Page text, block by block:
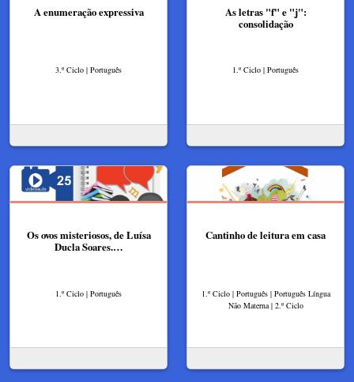
A enumeração expressiva
3.º Ciclo | Português
As letras "f" e "j":
consolidação
1.º Ciclo | Português
Os ovos misteriosos, de Luísa
Ducla Soares.…
1.º Ciclo | Português
Cantinho de leitura em casa
1.º Ciclo | Português | Português Língua
Não Materna | 2.º Ciclo